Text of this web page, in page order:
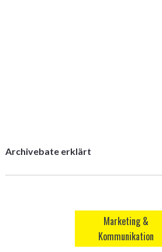
Archivebate erklärt
Marketing &
Kommunikation